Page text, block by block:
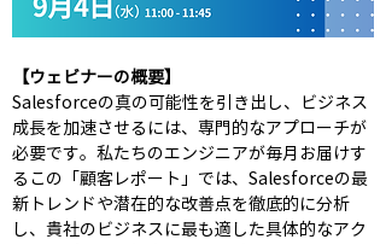
【ウェビナーの概要】
Salesforceの真の可能性を引き出し、ビジネス
成長を加速させるには、専門的なアプローチが
必要です。私たちのエンジニアが毎月お届けす
るこの「顧客レポート」では、Salesforceの最
新トレンドや潜在的な改善点を徹底的に分析
し、貴社のビジネスに最も適した具体的なアク